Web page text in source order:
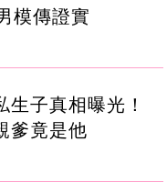
模傳證實
生子真相曝光！
爹竟是他